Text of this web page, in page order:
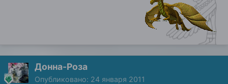
Донна-Роза
Опубликовано: 24 января 2011